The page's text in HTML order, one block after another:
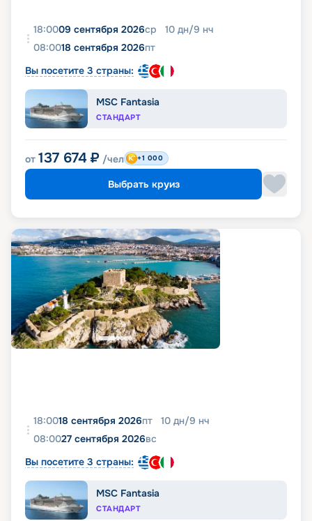
18:0009 сентября 2026ср 10 дн/9 нч
08:0018 сентября 2026пт
Вы посетите 3 страны:
MSC Fantasia
СТАНДАРТ
от 137 674 ₽ /чел +1 000
Выбрать круиз
18:0018 сентября 2026пт 10 дн/9 нч
08:0027 сентября 2026вс
Вы посетите 3 страны:
MSC Fantasia
СТАНДАРТ